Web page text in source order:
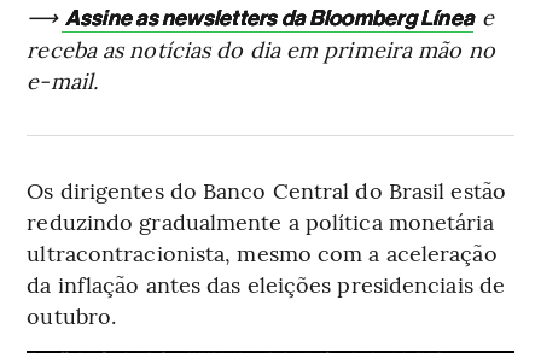
⟶ Assine as newsletters da Bloomberg Línea e
receba as notícias do dia em primeira mão no
e-mail.
Os dirigentes do Banco Central do Brasil estão
reduzindo gradualmente a política monetária
ultracontracionista, mesmo com a aceleração
da inflação antes das eleições presidenciais de
outubro.